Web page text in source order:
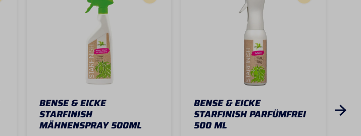
BENSE & EICKE
STARFINISH
MÄHNENSPRAY 500ML
BENSE & EICKE
STARFINISH PARFÜMFREI
500 ML